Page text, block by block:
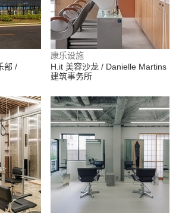
部 /
康乐设施
H.it 美容沙龙 / Danielle Martins
建筑事务所